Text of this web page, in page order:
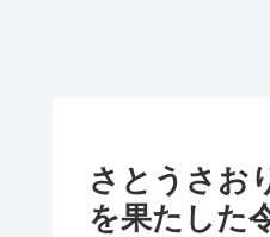
さとうさお
を果たした